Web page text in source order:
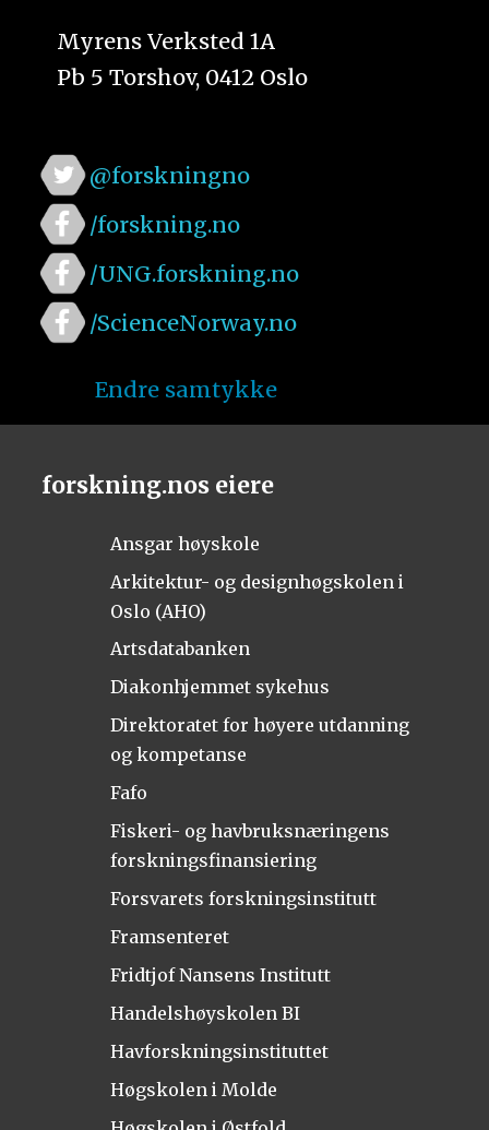
Myrens Verksted 1A
Pb 5 Torshov, 0412 Oslo
@forskningno
/forskning.no
/UNG.forskning.no
/ScienceNorway.no
Endre samtykke
forskning.nos eiere
Ansgar høyskole
Arkitektur- og designhøgskolen i
Oslo (AHO)
Artsdatabanken
Diakonhjemmet sykehus
Direktoratet for høyere utdanning
og kompetanse
Fafo
Fiskeri- og havbruksnæringens
forskningsfinansiering
Forsvarets forskningsinstitutt
Framsenteret
Fridtjof Nansens Institutt
Handelshøyskolen BI
Havforskningsinstituttet
Høgskolen i Molde